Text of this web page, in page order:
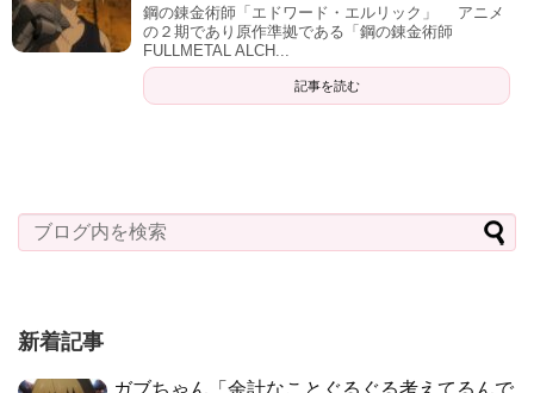
鋼の錬金術師「エドワード・エルリック」 アニメ
の２期であり原作準拠である「鋼の錬金術師
FULLMETAL ALCH...
記事を読む
新着記事
ガブちゃん「余計なことぐるぐる考えてるんで